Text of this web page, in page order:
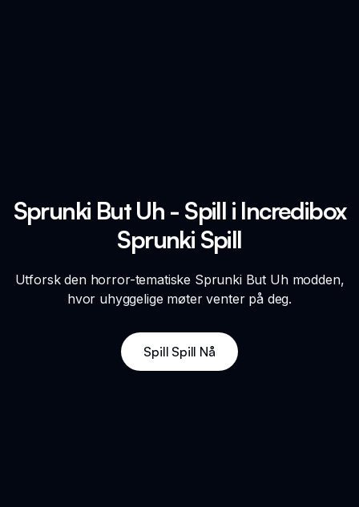
Sprunki But Uh - Spill i Incredibox
Sprunki Spill
Utforsk den horror-tematiske Sprunki But Uh modden,
hvor uhyggelige møter venter på deg.
Spill Spill Nå